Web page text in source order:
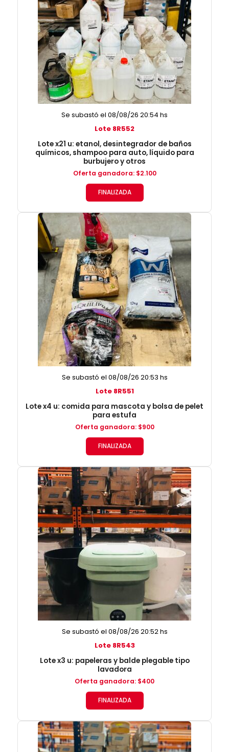
Se subastó el 08/08/26 20:54 hs
Lote 8R552
Lote x21 u: etanol, desintegrador de baños
químicos, shampoo para auto, líquido para
burbujero y otros
Oferta ganadora: $2.100
FINALIZADA
Se subastó el 08/08/26 20:53 hs
Lote 8R551
Lote x4 u: comida para mascota y bolsa de pelet
para estufa
Oferta ganadora: $900
FINALIZADA
Se subastó el 08/08/26 20:52 hs
Lote 8R543
Lote x3 u: papeleras y balde plegable tipo
lavadora
Oferta ganadora: $400
FINALIZADA